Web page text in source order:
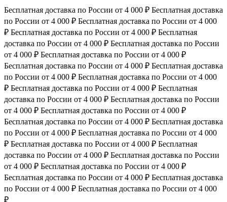
Бесплатная доставка по России от 4 000 ₽ Бесплатная доставка
по России от 4 000 ₽ Бесплатная доставка по России от 4 000
₽ Бесплатная доставка по России от 4 000 ₽ Бесплатная
доставка по России от 4 000 ₽ Бесплатная доставка по России
от 4 000 ₽ Бесплатная доставка по России от 4 000 ₽
Бесплатная доставка по России от 4 000 ₽ Бесплатная доставка
по России от 4 000 ₽ Бесплатная доставка по России от 4 000
₽ Бесплатная доставка по России от 4 000 ₽ Бесплатная
доставка по России от 4 000 ₽ Бесплатная доставка по России
от 4 000 ₽ Бесплатная доставка по России от 4 000 ₽
Бесплатная доставка по России от 4 000 ₽ Бесплатная доставка
по России от 4 000 ₽ Бесплатная доставка по России от 4 000
₽ Бесплатная доставка по России от 4 000 ₽ Бесплатная
доставка по России от 4 000 ₽ Бесплатная доставка по России
от 4 000 ₽ Бесплатная доставка по России от 4 000 ₽
Бесплатная доставка по России от 4 000 ₽ Бесплатная доставка
по России от 4 000 ₽ Бесплатная доставка по России от 4 000
₽